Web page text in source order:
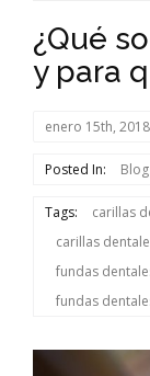
¿Qué
y para
enero 15th, 2018
Posted In: Blog
Tags:
carillas
carillas
fundas
fundas